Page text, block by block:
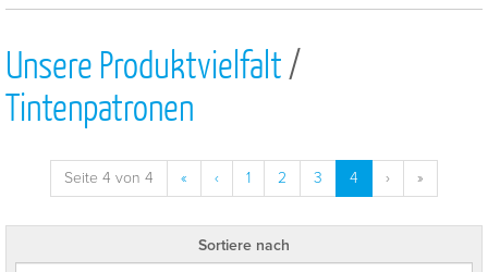
Unsere Produktvielfalt/
Tintenpatronen
Seite 4 von 4 « ‹ 1 2 3 4 › »
Sortiere nach